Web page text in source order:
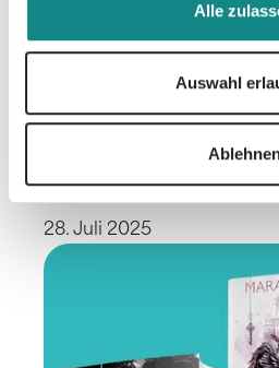
Alle
Auswahl
Katelyn
ergattert
SPIEGEL
28. Juli 2025